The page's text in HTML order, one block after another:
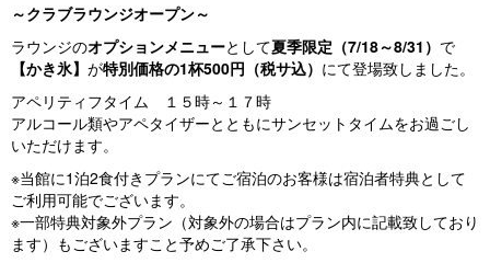
～クラブラウンジオープン～
ラウンジのオプションメニューとして夏季限定（7/18～8/31） で
【かき氷】 が特別価格の1杯500円（税サ込） にて登場致しました。
アペリティフタイム １５時～１７時
アルコール類やアペタイザーとともにサンセットタイムをお過ごし
いただけます。
※当館に1泊2食付きプランにてご宿泊のお客様は宿泊者特典として
ご利用可能でございます。
※一部特典対象外プラン（対象外の場合はプラン内に記載致しており
ます）もございますこと予めご了承下さい。